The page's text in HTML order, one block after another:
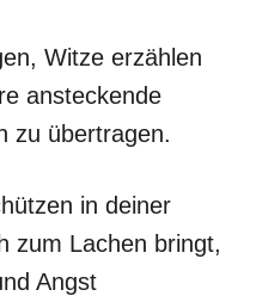
Witze erzählen
ansteckende
zu übertragen.
in deiner
zum Lachen bringt,
Angst